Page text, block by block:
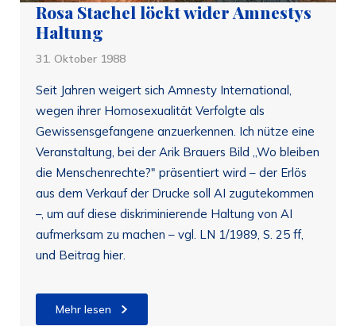
Rosa Stachel löckt wider Amnestys
Haltung
31. Oktober 1988
Seit Jahren weigert sich Amnesty International,
wegen ihrer Homosexualität Verfolgte als
Gewissensgefangene anzuerkennen. Ich nütze eine
Veranstaltung, bei der Arik Brauers Bild „Wo bleiben
die Menschenrechte?" präsentiert wird – der Erlös
aus dem Verkauf der Drucke soll AI zugutekommen
–, um auf diese diskriminierende Haltung von AI
aufmerksam zu machen – vgl. LN 1/1989, S. 25 ff,
und Beitrag hier.
Mehr lesen